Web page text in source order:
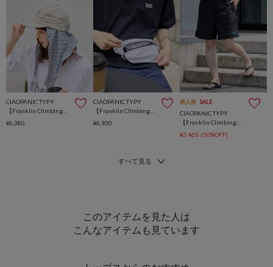
CIAOPANIC TYPY
¥6,380
CIAOPANIC TYPY
【Franklin Climbing】撥水ナイロンウエストポーチ
¥6,930
再入荷 SALE
CIAOPANIC TYPY
¥3,465 (50%OFF)
このアイテムを見た人は
こんなアイテムも見ています